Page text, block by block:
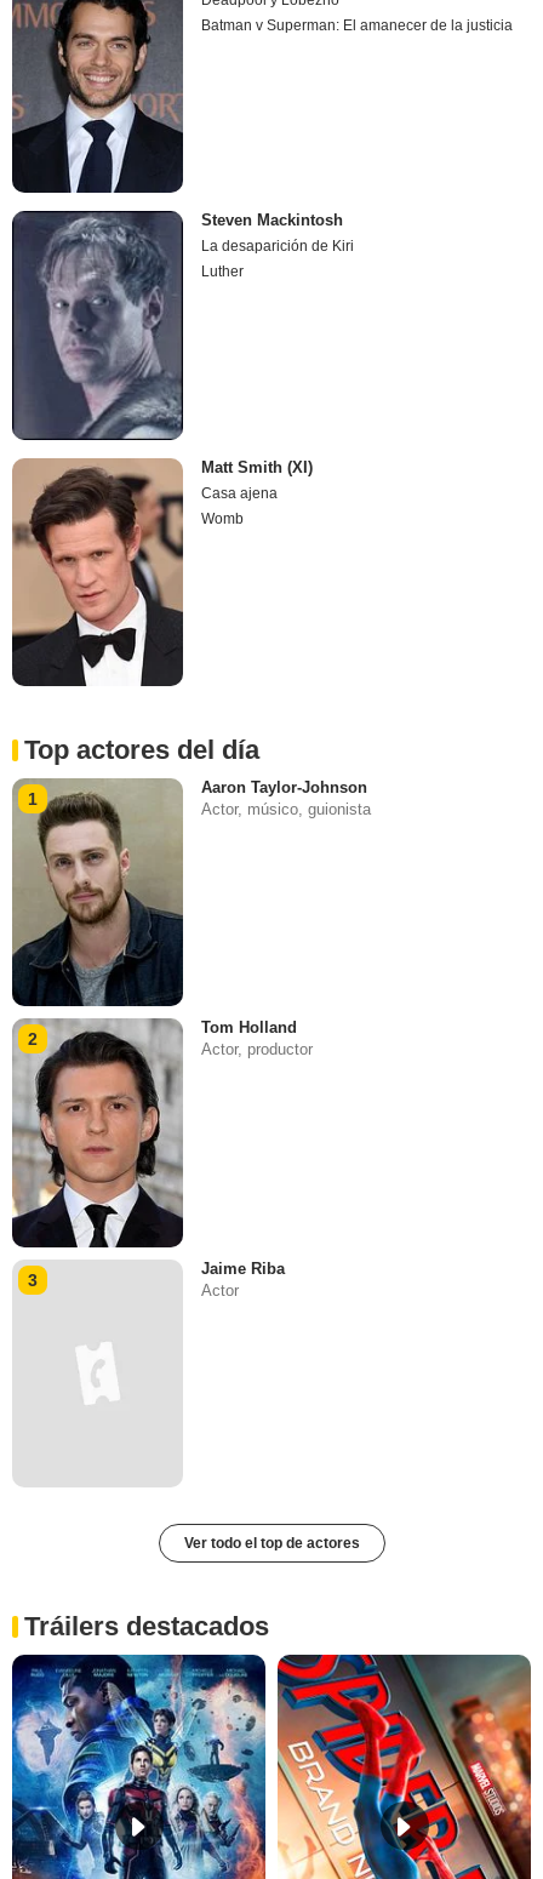
Batman v Superman: El amanecer de la justicia
Steven Mackintosh
La desaparición de Kiri
Luther
Matt Smith (XI)
Casa ajena
Womb
Top actores del día
1
Aaron Taylor-Johnson
Actor, músico, guionista
2
Tom Holland
Actor, productor
3
Jaime Riba
Actor
Ver todo el top de actores
Tráilers destacados